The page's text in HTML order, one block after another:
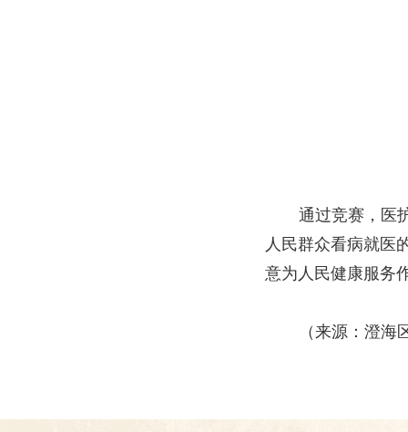
通过竞赛，医
人民群众看病就医
意为人民健康服务
（来源：澄海